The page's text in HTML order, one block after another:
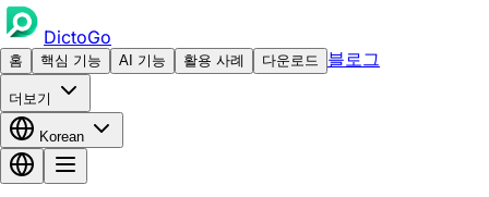
DictoGo
홈 핵심 기능 AI 기능 활용 사례 다운로드 블로그
더보기
Korean